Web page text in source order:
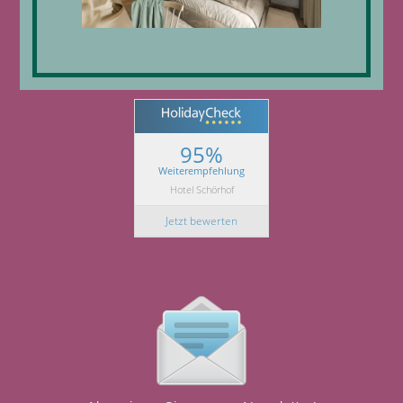
95%
Weiterempfehlung
Hotel Schörhof
Jetzt bewerten